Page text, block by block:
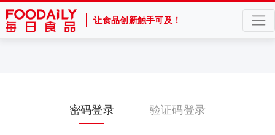
让食品创新触手可及！
密码登录 验证码登录